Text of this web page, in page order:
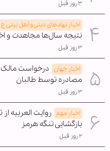
۳ روز قبل
اخبار نهادهای دینی و اهل بیتی ع
نتیجه سال‌ها مجاهدت و
۳ روز قبل
اخبار جهان درخواست مالک
مصادره توسط طالبان
۳ روز قبل
اخبار مهم روایت العربیه
بازگشایی تنگه هرمز
۲ روز قبل